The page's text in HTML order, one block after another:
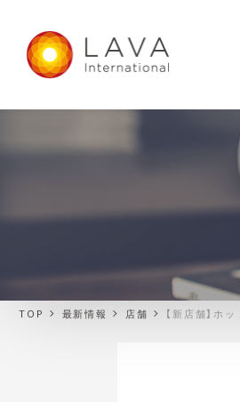
TOP 最新情報 店舗 【新店舗】ホ